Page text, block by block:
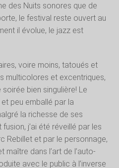
des Nuits sonores que de
le festival reste ouvert au
il évolue, le jazz est
voire moins, tatoués et
multicolores et excentriques,
bien singulière! Le
peu emballé par la
la richesse de ses
j’ai été réveillé par les
Rebillet et par le personnage,
maître dans l’art de l’auto-
avec le public à l’inverse